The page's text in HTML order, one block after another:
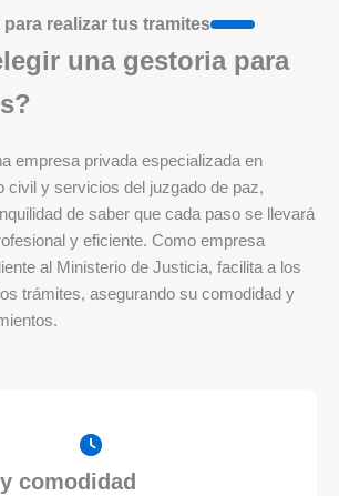
para realizar tus tramites
una gestoria para
empresa privada especializada en
civil y servicios del juzgado de paz,
de saber que cada paso se llevará
y eficiente. Como empresa
al Ministerio de Justicia, facilita a los
trámites, asegurando su comodidad y
comodidad